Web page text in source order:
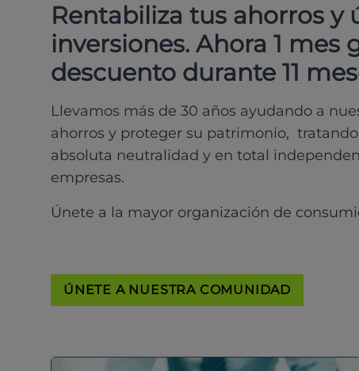
Rentabiliza tus ahorros y
inversiones. Ahora 1 mes
descuento durante 11
Llevamos más de 30 años ayudando a
ahorros y proteger su patrimonio,
absoluta neutralidad y en total
empresas.
Únete a la mayor organización de
ÚNETE A NUESTRA COMUNIDAD